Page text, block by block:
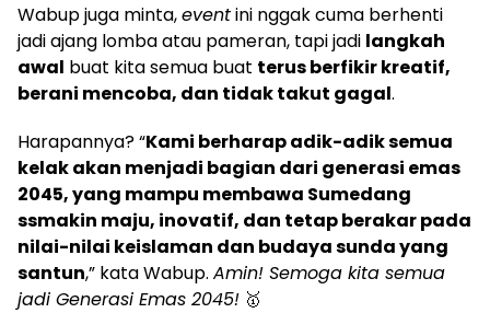
Wabup juga minta,eventini nggak cuma berhenti
jadi ajang lomba atau pameran, tapi jadi langkah
awal buat kita semua buat terus berfikir kreatif,
berani mencoba, dan tidak takut gagal.
Harapannya? “Kami berharap adik-adik semua
kelak akan menjadi bagian dari generasi emas
2045, yang mampu membawa Sumedang
ssmakin maju, inovatif, dan tetap berakar pada
nilai-nilai keislaman dan budaya sunda yang
santun,” kata Wabup. Amin! Semoga kita semua
jadi Generasi Emas 2045! 🥇